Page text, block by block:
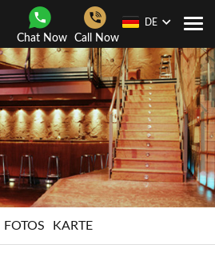
Chat Now Call Now
DE
FOTOS KARTE